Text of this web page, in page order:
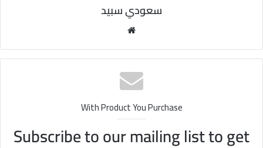
سعودي سبيد
الوي
ب
With Product You Purchase
Subscribe to our mailing list to get